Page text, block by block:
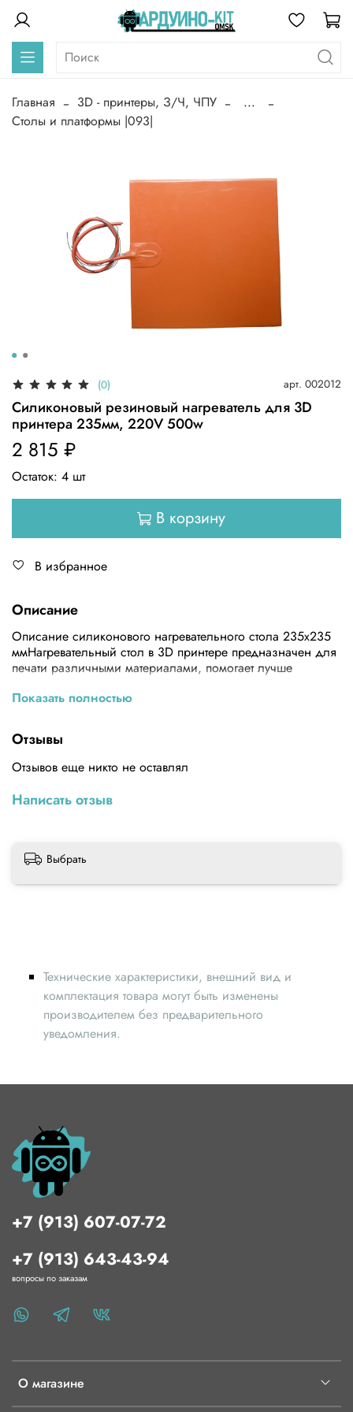
Главная 3D - принтеры, З/Ч, ЧПУ
...
Столы и платформы |093|
(0) арт. 002012
Силиконовый резиновый нагреватель для 3D
принтера 235мм, 220V 500w
2 815 ₽
Остаток: 4 шт
В корзину
В избранное
Описание
Описание силиконового нагревательного стола 235х235
ммНагревательный стол в 3D принтере предназначен для
печати различными материалами, помогает лучше
отлипания модели от стола во время печати. Большая
235×235 мм для 3D принтера изготовлена из гибкого
материала с нанесением с одной стороны термоклея 3М,
что позволяет прилепить его на поверхность печатающей
платформы. В качестве платформы можно использовать
алюминиевый лист, текстолит, стекло.Технические
характеристикиМатериал: силиконНапряжение питания:
Показать полностью
Отзывы
Отзывов еще никто не оставлял
Написать отзыв
Выбрать
Технические характеристики, внешний вид и
комплектация товара могут быть изменены
производителем без предварительного
уведомления.
О магазине
+7 (913) 607-07-72
+7 (913) 643-43-94
вопросы по заказам